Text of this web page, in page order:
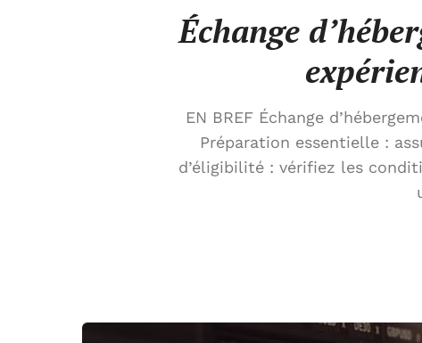
Échange
EN BREF Échange
Préparation essentielle :
d’éligibilité : vérifiez les